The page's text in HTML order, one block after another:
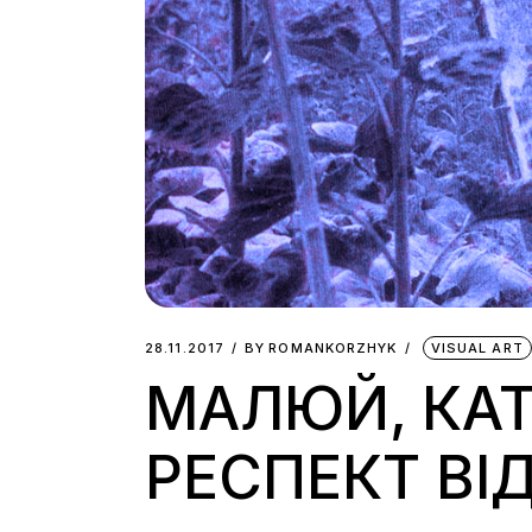
28.11.2017 BY ROMANKORZHYK VISUAL ART
МАЛЮЙ,
РЕСПЕКТ